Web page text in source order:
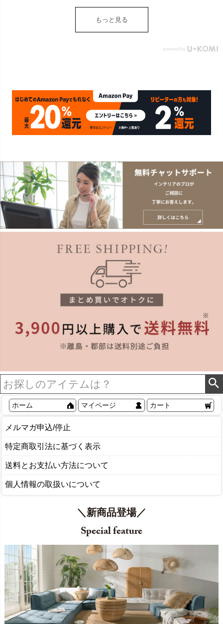
ダー 収納 DIY アンティー
ク ヴィンテージ ナチュラ
リア アジアン [84302] ホ
もっと見る
ホーム マイページ カート
メルマガ申込/停止
特定商取引法に基づく表示
送料とお支払い方法について
個人情報の取扱いについて
＼新商品登場／
Special feature